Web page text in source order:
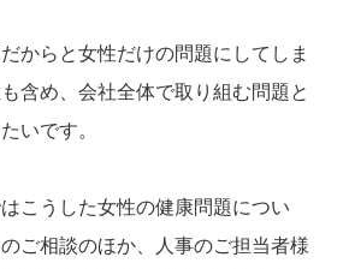
からと女性だけの問題にしてしま
含め、会社全体で取り組む問題と
いです。
こうした女性の健康問題につい
ご相談のほか、人事のご担当者様